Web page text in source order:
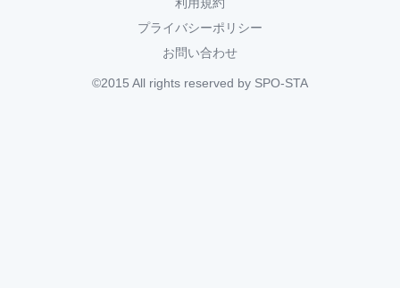
プライバシーポリシー
お問い合わせ
©2015 All rights reserved by SPO-STA